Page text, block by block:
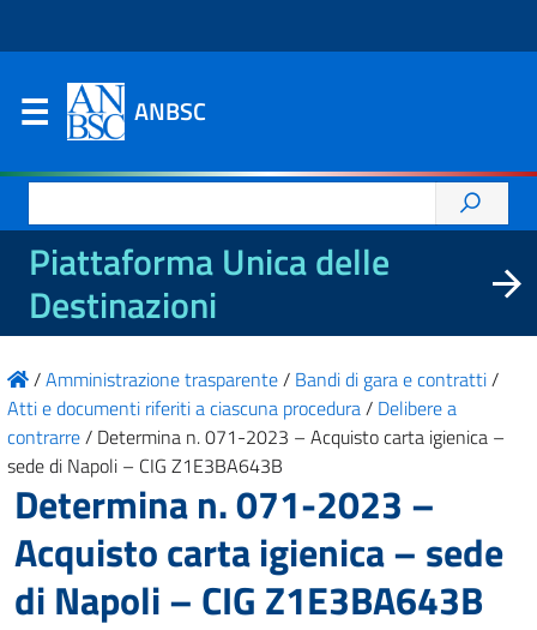
ANBSC
per:
Piattaforma Unica delle
Destinazioni
/Amministrazione trasparente/ Bandi di gara e contratti/
Atti e documenti riferiti a ciascuna procedura/ Delibere a
contrarre/ Determina n. 071-2023 – Acquisto carta igienica –
sede di Napoli – CIG Z1E3BA643B
Determina n. 071-2023 –
Acquisto carta igienica – sede
di Napoli – CIG Z1E3BA643B